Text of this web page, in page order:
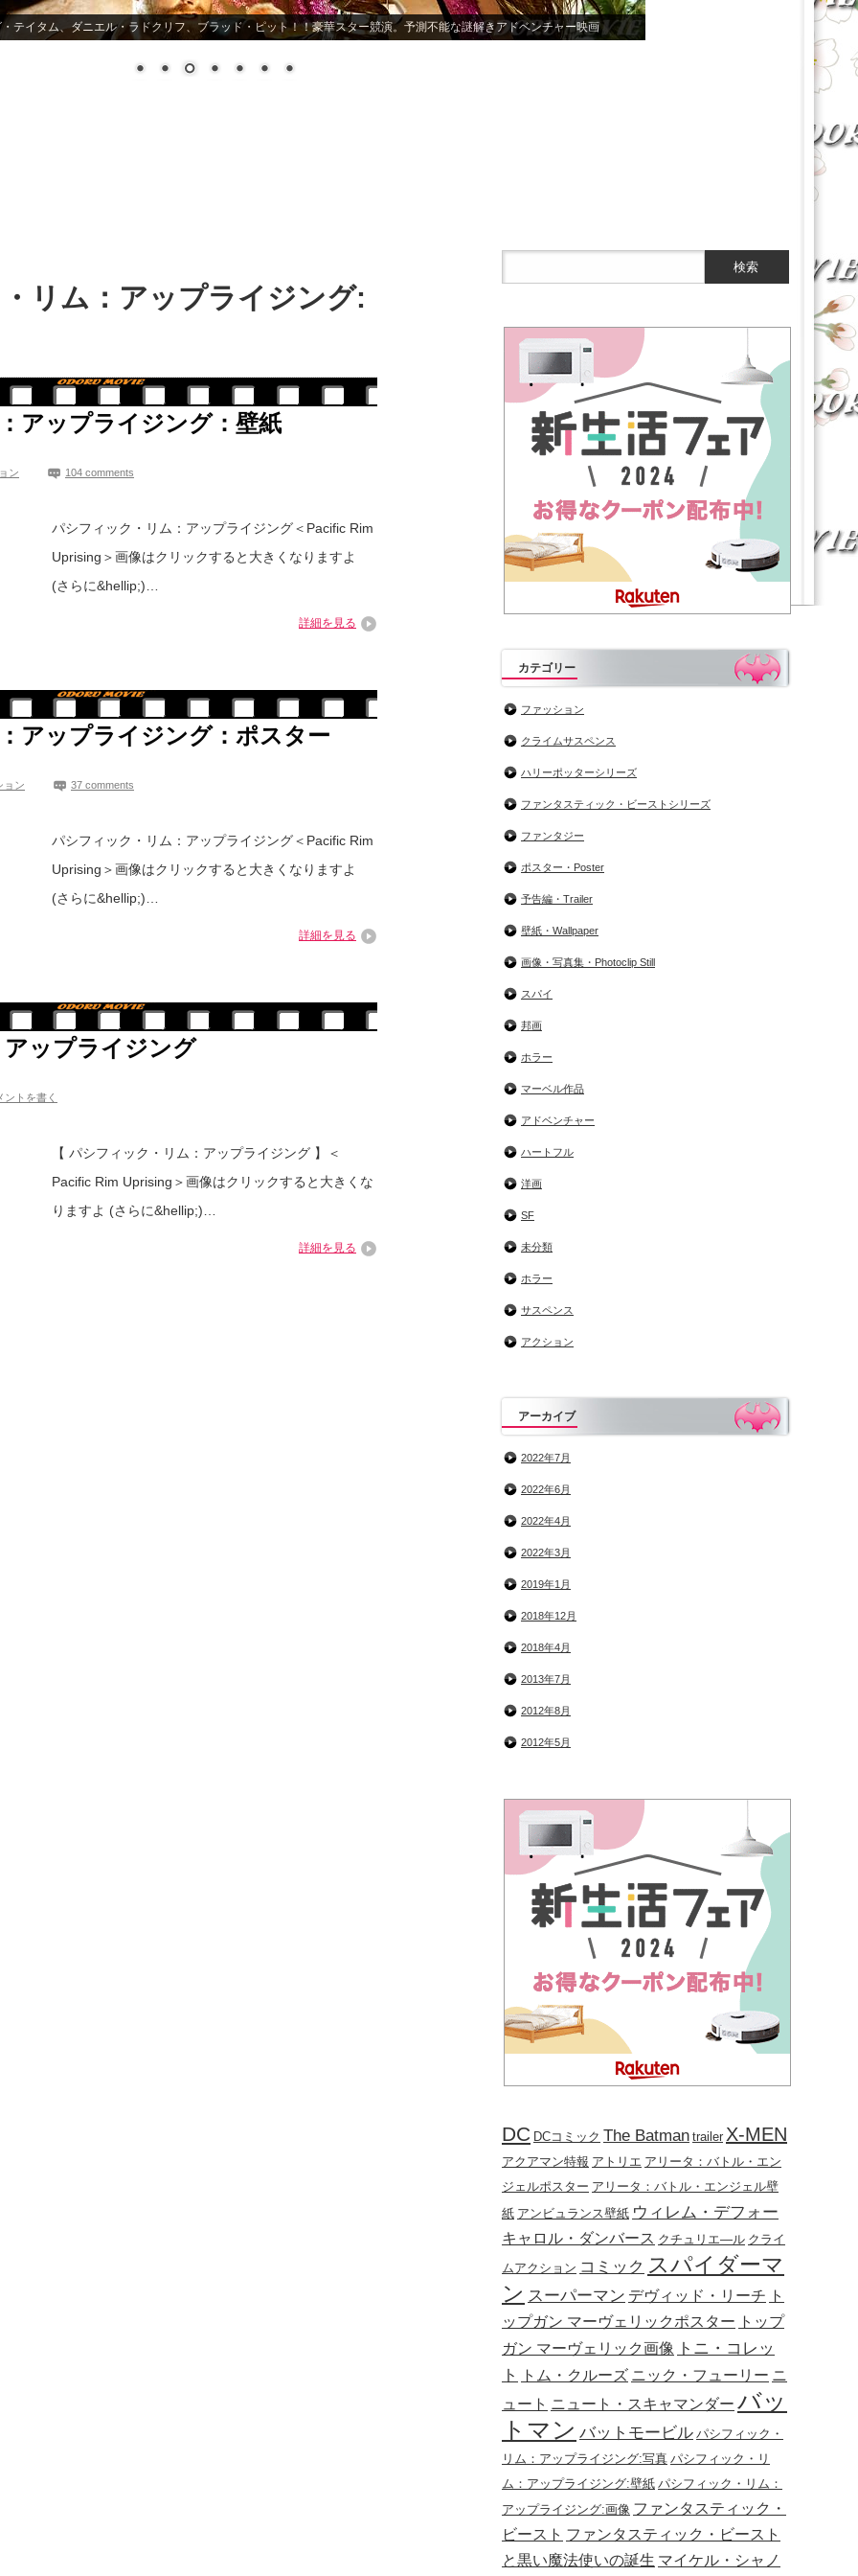
ヒーロー映画史上最もスキャンダラス! バットマンの嘘が暴かれる
リム：アップライジング:
アップライジング：壁紙
ン 104 comments
パシフィック・リム：アップライジング＜Pacific Rim
Uprising＞画像はクリックすると大きくなりますよ
(さらに&hellip;)…
詳細を見る
アップライジング：ポスター
ョン 37 comments
パシフィック・リム：アップライジング＜Pacific Rim
Uprising＞画像はクリックすると大きくなりますよ
(さらに&hellip;)…
詳細を見る
ップライジング
ントを書く
【 パシフィック・リム：アップライジング 】＜
Pacific Rim Uprising＞画像はクリックすると大きくな
りますよ (さらに&hellip;)…
詳細を見る
カテゴリー
ファッション
クライムサスペンス
ハリーポッターシリーズ
ファンタスティック・ビーストシリーズ
ファンタジー
ポスター・Poster
予告編・Trailer
壁紙・Wallpaper
画像・写真集・Photoclip Still
スパイ
邦画
ホラー
マーベル作品
アドベンチャー
ハートフル
洋画
SF
未分類
ホラー
サスペンス
アクション
アーカイブ
2022年7月
2022年6月
2022年4月
2022年3月
2019年1月
2018年12月
2018年4月
2013年7月
2012年8月
2012年5月
DC DCコミック The Batman trailer X-MEN
アクアマン特報 アトリエ アリータ：バトル・エン
ジェルポスター アリータ：バトル・エンジェル壁
紙 アンビュランス壁紙 ウィレム・デフォー
キャロル・ダンバース クチュリエ―ル クライ
ムアクション コミック スパイダーマ
ン スーパーマン デヴィッド・リーチ ト
ップガン マーヴェリックポスター トップ
ガン マーヴェリック画像 トニ・コレッ
ト
トム・クルーズ ニック・フューリー ニ
ュート ニュート・スキャマンダー バッ
トマン バットモービル パシフィック・
リム：アップライジング:写真 パシフィック・リ
ム：アップライジング:壁紙 パシフィック・リム：
アップライジング:画像 ファンタスティック・
ビースト ファンタスティック・ビースト
と黒い魔法使いの誕生 マイケル・シャノ